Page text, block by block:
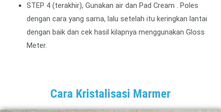
STEP 4 (terakhir), Gunakan air dan Pad Cream . Poles
dengan cara yang sama, lalu setelah itu keringkan lantai
dengan baik dan cek hasil kilapnya menggunakan Gloss
Meter.
Cara Kristalisasi Marmer